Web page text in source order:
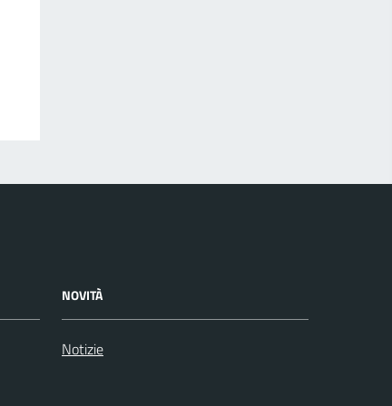
NOVITÀ
Notizie